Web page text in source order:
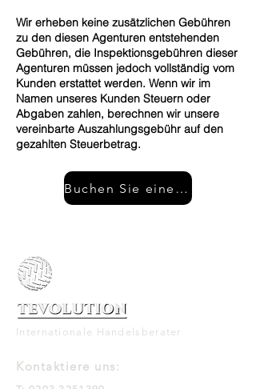
Wir erheben keine zusätzlichen Gebühren
zu den diesen Agenturen entstehenden
Gebühren, die Inspektionsgebühren dieser
Agenturen müssen jedoch vollständig vom
Kunden erstattet werden. Wenn wir im
Namen unseres Kunden Steuern oder
Abgaben zahlen, berechnen wir unsere
vereinbarte Auszahlungsgebühr auf den
gezahlten Steuerbetrag.
Buchen Sie einen kostenlosen Anruf
Internationale Handelsberater
Kontaktiere uns: